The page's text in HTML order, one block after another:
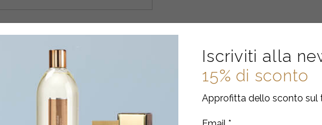
Iscriviti alla
15% di sconto
Approfitta dello sconto sul
me